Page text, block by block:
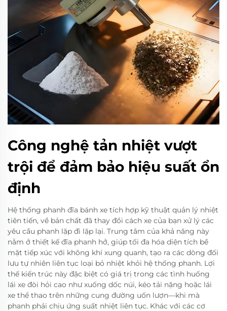
Công nghệ tản nhiệt vượt
trội để đảm bảo hiệu suất ổn
định
Hệ thống phanh đĩa bánh xe tích hợp kỹ thuật quản lý nhiệt
tiên tiến, về bản chất đã thay đổi cách xe của bạn xử lý các
yêu cầu phanh lặp đi lặp lại. Trung tâm của khả năng này
nằm ở thiết kế đĩa phanh hở, giúp tối đa hóa diện tích bề
mặt tiếp xúc với không khí xung quanh, tạo ra các dòng đối
lưu tự nhiên liên tục loại bỏ nhiệt khỏi hệ thống phanh. Lợi
thế kiến trúc này đặc biệt có giá trị trong các tình huống
lái xe đòi hỏi cao như xuống dốc núi, kéo tải nặng hoặc lái
xe thể thao trên những cung đường uốn lượn—khi mà
phanh phải chịu ứng suất nhiệt liên tục. Khác với các cơ